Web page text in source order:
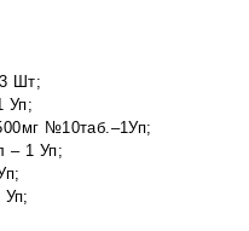
Шт;
Уп;
№10таб.–1Уп;
– 1 Уп;